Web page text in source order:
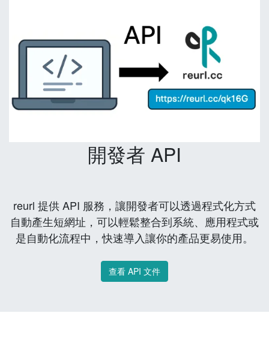
開發者 API
reurl 提供 API 服務，讓開發者可以透過程式化方式
自動產生短網址，可以輕鬆整合到系統、應用程式或
是自動化流程中，快速導入讓你的產品更易使用。
查看 API 文件